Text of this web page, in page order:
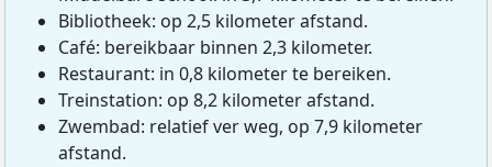
Bibliotheek: op 2,5 kilometer afstand.
Café: bereikbaar binnen 2,3 kilometer.
Restaurant: in 0,8 kilometer te bereiken.
Treinstation: op 8,2 kilometer afstand.
Zwembad: relatief ver weg, op 7,9 kilometer
afstand.